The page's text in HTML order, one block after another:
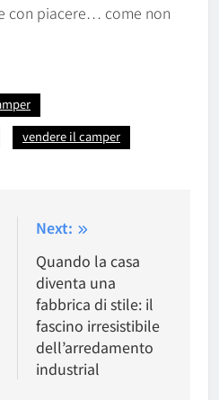
con piacere… come non
vendere il camper
Next:
Quando la casa
diventa una
fabbrica di stile: il
fascino irresistibile
dell’arredamento
industrial